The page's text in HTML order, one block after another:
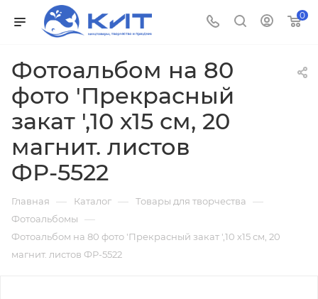
0
Фотоальбом на 80
фото 'Прекрасный
закат ',10 х15 см, 20
магнит. листов
ФР-5522
Главная — Каталог — Товары для творчества —
Фотоальбомы —
Фотоальбом на 80 фото 'Прекрасный закат ',10 х15 см, 20
магнит. листов ФР-5522